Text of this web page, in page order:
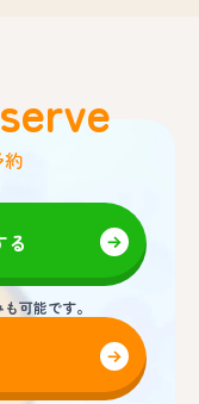
可能です。